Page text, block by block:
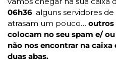
06h36. alguns servidores
atrasam um pouco… outros
colocam no seu spam e/
não nos encontrar na caixa
duas abas.